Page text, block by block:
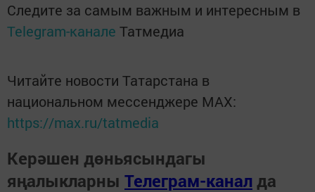
Следите за самым важным и интересным в
Telegram-канале Татмедиа
Читайте новости Татарстана в
национальном мессенджере MАХ:
https://max.ru/tatmedia
Керәшен дөньясындагы
яңалыкларны Телеграм-канал да